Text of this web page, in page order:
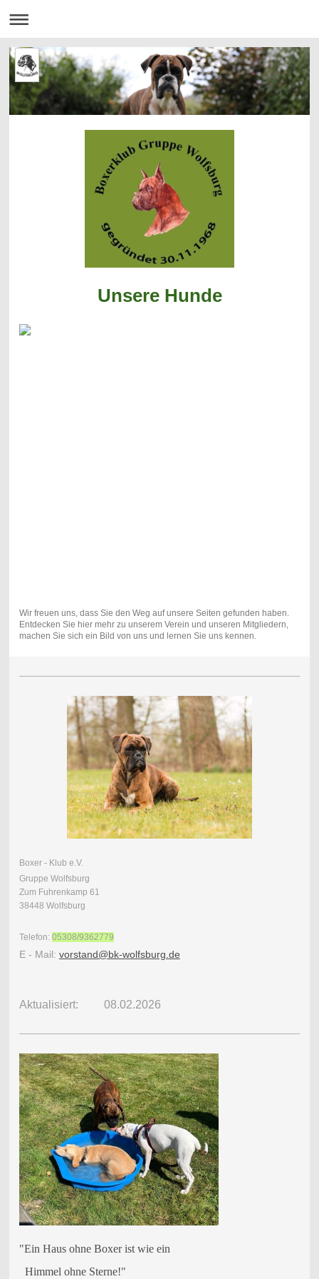
Unsere Hunde
Wir freuen uns, dass Sie den Weg auf unsere Seiten gefunden haben.
Entdecken Sie hier mehr zu unserem Verein und unseren Mitgliedern,
machen Sie sich ein Bild von uns und lernen Sie uns kennen.
Boxer - Klub e.V.
Gruppe Wolfsburg
Zum Fuhrenkamp 61
38448 Wolfsburg
Telefon: 05308/9362779
E - Mail: vorstand@bk-wolfsburg.de
Aktualisiert: 08.02.2026
"Ein Haus ohne Boxer ist wie ein
Himmel ohne Sterne!"